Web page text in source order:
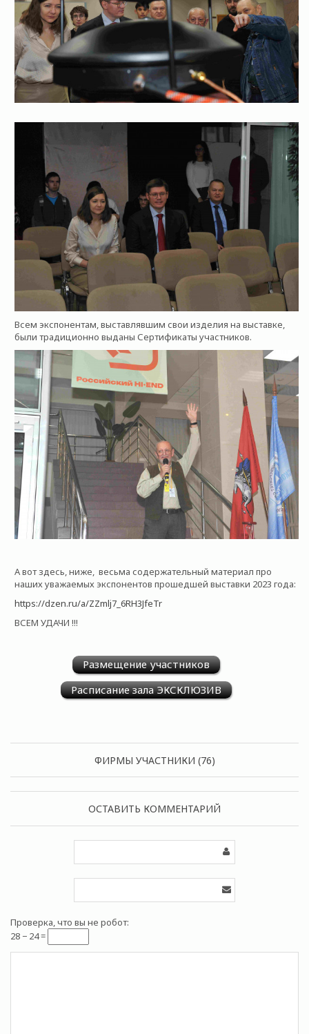
Всем экспонентам, выставлявшим свои изделия на выставке,
были традиционно выданы Сертификаты участников.
А вот здесь, ниже, весьма содержательный материал про
наших уважаемых экспонентов прошедшей выставки 2023 года:
https://dzen.ru/a/ZZmlj7_6RH3JfeTr
ВСЕМ УДАЧИ !!!
Размещение участников
Расписание зала ЭКСКЛЮЗИВ
ФИРМЫ УЧАСТНИКИ (76)
ОСТАВИТЬ КОММЕНТАРИЙ
Проверка, что вы не робот:
28 − 24 =